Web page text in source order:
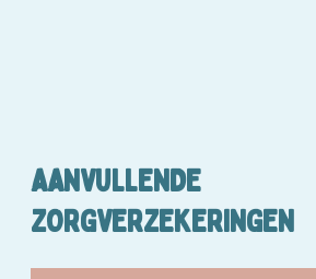
AANVULLENDE
ZORGVERZEKERINGEN